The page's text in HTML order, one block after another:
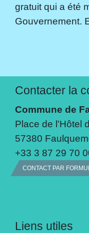
gratuit qui a été
Gouvernement.
Contacter la
Commune de
Place de l'Hôtel
57380
+33 3 87 29 70
CONTACT PAR
Liens utiles